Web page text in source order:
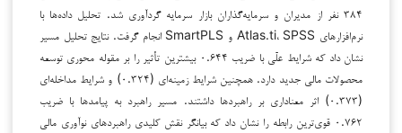
۳۸۴ نفر از مدیران و سرمایه‌گذاران بازار سرمایه گردآوری شد. تحلیل داده‌ها با
نرم‌افزارهای Atlas.ti، SPSS و SmartPLS انجام گرفت. نتایج تحلیل مسیر
نشان داد که شرایط علّی با ضریب ۰.۶۴۴ بیشترین تأثیر را بر مقوله محوری توسعه
محصولات مالی جدید دارد. همچنین شرایط زمینه‌ای (۰.۳۲۴) و شرایط مداخله‌ای
(۰.۳۷۳) اثر معناداری بر راهبردها داشتند. مسیر راهبرد به پیامدها با ضریب
۰.۷۶۲ قوی‌ترین رابطه را نشان داد که بیانگر نقش کلیدی راهبردهای نوآوری مالی